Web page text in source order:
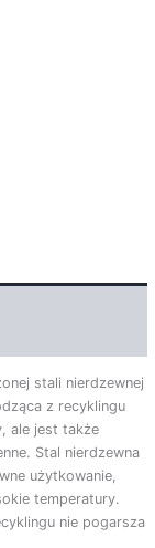
stali nierdzewnej
z recyklingu
ale jest także
Stal nierdzewna
użytkowanie,
temperatury.
nie pogarsza